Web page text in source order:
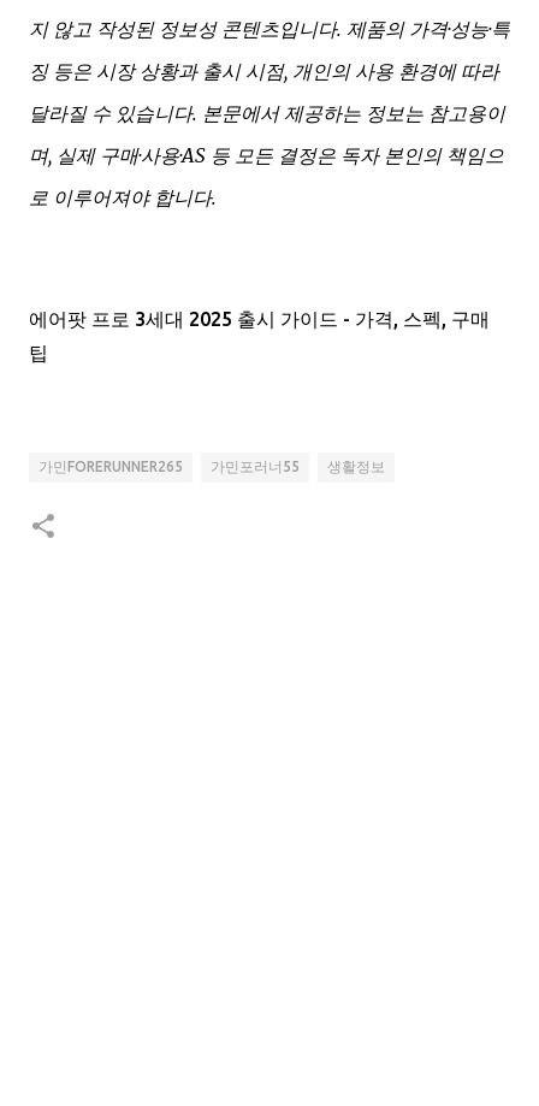
지 않고 작성된 정보성 콘텐츠입니다. 제품의 가격·성능·특
징 등은 시장 상황과 출시 시점, 개인의 사용 환경에 따라
달라질 수 있습니다. 본문에서 제공하는 정보는 참고용이
며, 실제 구매·사용·AS 등 모든 결정은 독자 본인의 책임으
로 이루어져야 합니다.
에어팟 프로 3세대 2025 출시 가이드 - 가격, 스펙, 구매
팁
가민FORERUNNER265 가민포러너55 생활정보